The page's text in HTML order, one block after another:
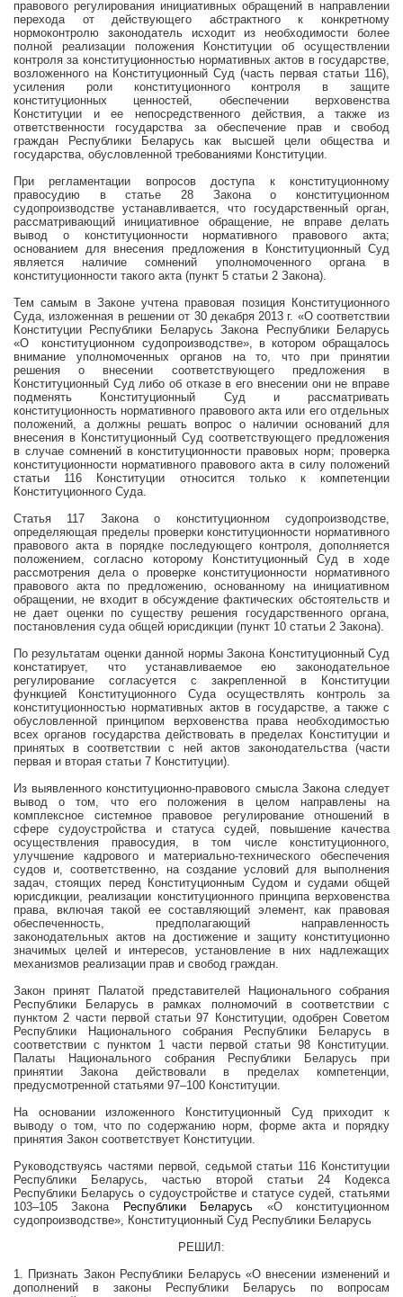
правового регулирования инициативных обращений в направлении
перехода от действующего абстрактного к конкретному
нормоконтролю законодатель исходит из необходимости более
полной реализации положения Конституции об осуществлении
контроля за конституционностью нормативных актов в государстве,
возложенного на Конституционный Суд (часть первая статьи 116),
усиления роли конституционного контроля в защите
конституционных ценностей, обеспечении верховенства
Конституции и ее непосредственного действия, а также из
ответственности государства за обеспечение прав и свобод
граждан Республики Беларусь как высшей цели общества и
государства, обусловленной требованиями Конституции.
При регламентации вопросов доступа к конституционному
правосудию в статье 28 Закона о конституционном
судопроизводстве устанавливается, что государственный орган,
рассматривающий инициативное обращение, не вправе делать
вывод о конституционности нормативного правового акта;
основанием для внесения предложения в Конституционный Суд
является наличие сомнений уполномоченного органа в
конституционности такого акта (пункт 5 статьи 2 Закона).
Тем самым в Законе учтена правовая позиция Конституционного
Суда, изложенная в решении от 30 декабря2013 г. «О соответствии
Конституции Республики Беларусь Закона Республики Беларусь
«О конституционном судопроизводстве», в котором обращалось
внимание уполномоченных органов на то, что при принятии
решения о внесении соответствующего предложения в
Конституционный Суд либо об отказе в его внесении они не вправе
подменять Конституционный Суд и рассматривать
конституционность нормативного правового акта или его отдельных
положений, а должны решать вопрос о наличии оснований для
внесения в Конституционный Суд соответствующего предложения
в случае сомнений в конституционности правовых норм; проверка
конституционности нормативного правового акта в силу положений
статьи 116 Конституции относится только к компетенции
Конституционного Суда.
Статья 117 Закона о конституционном судопроизводстве,
определяющая пределы проверки конституционности нормативного
правового акта в порядке последующего контроля, дополняется
положением, согласно которому Конституционный Суд в ходе
рассмотрения дела о проверке конституционности нормативного
правового акта по предложению, основанному на инициативном
обращении, не входит в обсуждение фактических обстоятельств и
не дает оценки по существу решения государственного органа,
постановления суда общей юрисдикции (пункт 10 статьи 2 Закона).
По результатам оценки данной нормы Закона Конституционный Суд
констатирует, что устанавливаемое ею законодательное
регулирование согласуется с закрепленной в Конституции
функцией Конституционного Суда осуществлять контроль за
конституционностью нормативных актов в государстве, а также с
обусловленной принципом верховенства права необходимостью
всех органов государства действовать в пределах Конституции и
принятых в соответствии с ней актов законодательства (части
первая и вторая статьи 7 Конституции).
Из выявленного конституционно-правового смысла Закона следует
вывод о том, что его положения в целом направлены на
комплексное системное правовое регулирование отношений в
сфере судоустройства и статуса судей, повышение качества
осуществления правосудия, в том числе конституционного,
улучшение кадрового и материально-технического обеспечения
судов и, соответственно, на создание условий для выполнения
задач, стоящих перед Конституционным Судом и судами общей
юрисдикции, реализации конституционного принципа верховенства
права, включая такой ее составляющий элемент, как правовая
обеспеченность, предполагающий направленность
законодательных актов на достижение и защиту конституционно
значимых целей и интересов, установление в них надлежащих
механизмов реализации прав и свобод граждан.
Закон принят Палатой представителей Национального собрания
Республики Беларусь в рамках полномочий в соответствии с
пунктом 2 части первой статьи 97 Конституции, одобрен Советом
Республики Национального собрания Республики Беларусь в
соответствии с пунктом 1 части первой статьи 98 Конституции.
Палаты Национального собрания Республики Беларусь при
принятии Закона действовали в пределах компетенции,
предусмотренной статьями 97–100 Конституции.
На основании изложенного Конституционный Суд приходит к
выводу о том, что по содержанию норм, форме акта и порядку
принятия Закон соответствует Конституции.
Руководствуясь частями первой, седьмой статьи 116 Конституции
Республики Беларусь, частью второй статьи 24 Кодекса
Республики Беларусь о судоустройстве и статусе судей, статьями
103–105 Закона
Республики Беларусь «О конституционном
судопроизводстве», Конституционный Суд Республики Беларусь
РЕШИЛ:
1. Признать Закон Республики Беларусь «О внесении изменений и
дополнений в законы Республики Беларусь по вопросам